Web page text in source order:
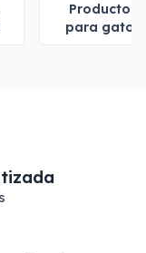
Productos
para gatos